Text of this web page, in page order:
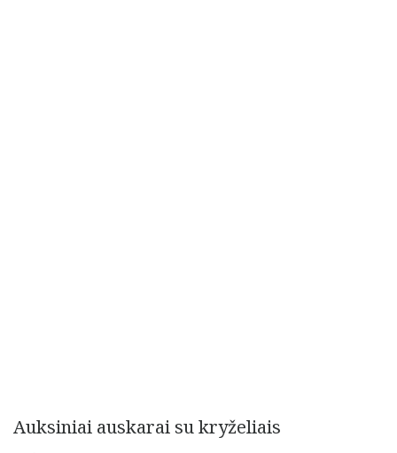
Auksiniai auskarai su kryželiais